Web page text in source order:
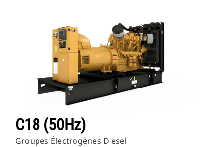
C18 (50Hz)
Groupes Électrogènes Diesel